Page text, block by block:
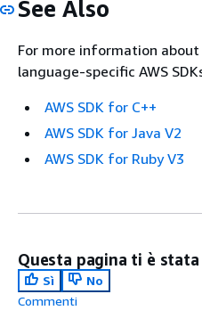
See Also
For more information
language-specific AWS
AWS SDK for C++
AWS SDK for Java V2
AWS SDK for Ruby V3
Questa pagina ti è
Sì
No
Commenti